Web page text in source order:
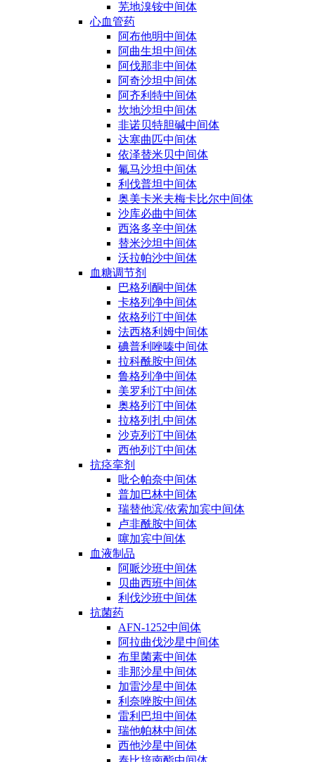
芜地溴铵中间体
心血管药
阿布他明中间体
阿曲生坦中间体
阿伐那非中间体
阿奇沙坦中间体
阿齐利特中间体
坎地沙坦中间体
非诺贝特胆碱中间体
达塞曲匹中间体
依泽替米贝中间体
氟马沙坦中间体
利伐普坦中间体
奥美卡米夫梅卡比尔中间体
沙库必曲中间体
西洛多辛中间体
替米沙坦中间体
沃拉帕沙中间体
血糖调节剂
巴格列酮中间体
卡格列净中间体
依格列汀中间体
法西格利姆中间体
碘普利唑嗪中间体
拉科酰胺中间体
鲁格列净中间体
美罗利汀中间体
奥格列汀中间体
拉格列扎中间体
沙克列汀中间体
西他列汀中间体
抗痉挛剂
吡仑帕奈中间体
普加巴林中间体
瑞替他滨/依索加宾中间体
卢非酰胺中间体
噻加宾中间体
血液制品
阿哌沙班中间体
贝曲西班中间体
利伐沙班中间体
抗菌药
AFN-1252中间体
阿拉曲伐沙星中间体
布里菌素中间体
非那沙星中间体
加雷沙星中间体
利奈唑胺中间体
雷利巴坦中间体
瑞他帕林中间体
西他沙星中间体